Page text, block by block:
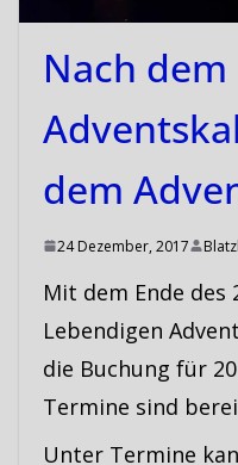
Nach dem
dem
24 Dezember, 2017
Mit dem Ende des
Lebendigen
die Buchung für
Termine sind
Unter Termine